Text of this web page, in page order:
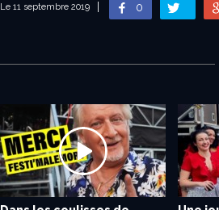
Le 11 septembre 2019 0